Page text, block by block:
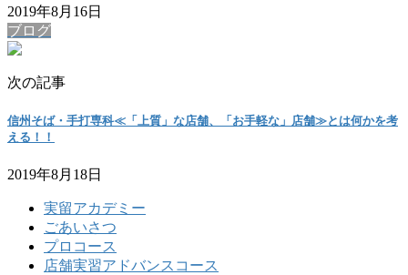
2019年8月16日
ブログ
次の記事
信州そば・手打専科≪「上質」な店舗、「お手軽な」店舗≫とは何かを考
える！！
2019年8月18日
実留アカデミー
ごあいさつ
プロコース
店舗実習アドバンスコース